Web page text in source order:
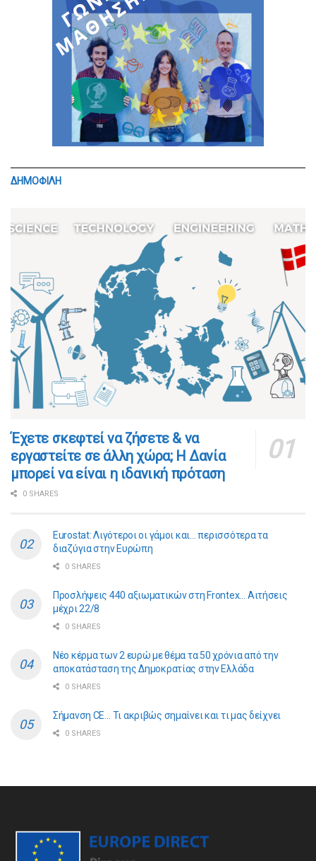
ΔΗΜΟΦΙΛΗ
​​Έχετε σκεφτεί να ζήσετε & να
εργαστείτε σε άλλη χώρα; Η Δανία
μπορεί να είναι η ιδανική πρόταση
0 SHARES
Eurostat: Λιγότεροι οι γάμοι και… περισσότερα τα
διαζύγια στην Ευρώπη
0 SHARES
Προσλήψεις 440 αξιωματικών στη Frontex… Αιτήσεις
μέχρι 22/8
0 SHARES
Νέο κέρμα των 2 ευρώ με θέμα τα 50 χρόνια από την
αποκατάσταση της Δημοκρατίας στην Ελλάδα
0 SHARES
Σήμανση CE… Τι ακριβώς σημαίνει και τι μας δείχνει
0 SHARES